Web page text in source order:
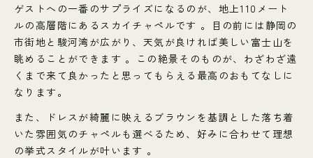
ゲストへの一番のサプライズになるのが、地上110メート
ルの高層階にあるスカイチャペルです 。目の前には静岡の
市街地と駿河湾が広がり、天気が良ければ美しい富士山を
眺めることができます 。この絶景そのものが、わざわざ遠
くまで来て良かったと思ってもらえる最高のおもてなしに
なります。
また、ドレスが綺麗に映えるブラウンを基調とした落ち着
いた雰囲気のチャペルも選べるため、好みに合わせて理想
の挙式スタイルが叶います 。